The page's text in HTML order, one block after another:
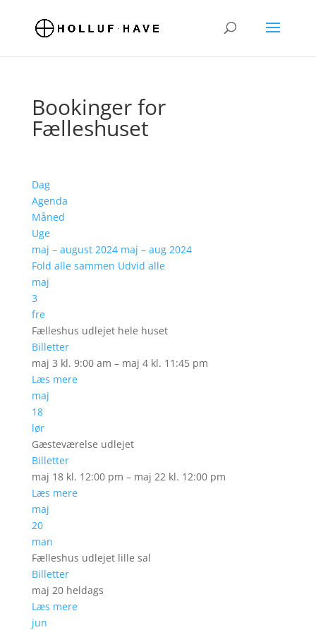
Bookinger for
Fælleshuset
Dag
Agenda
Måned
Uge
maj – august 2024 maj – aug 2024
Fold alle sammen Udvid alle
maj
3
fre
Fælleshus udlejet hele huset
Billetter
maj 3 kl. 9:00 am – maj 4 kl. 11:45 pm
Læs mere
maj
18
lør
Gæsteværelse udlejet
Billetter
maj 18 kl. 12:00 pm – maj 22 kl. 12:00 pm
Læs mere
maj
20
man
Fælleshus udlejet lille sal
Billetter
maj 20 heldags
Læs mere
jun